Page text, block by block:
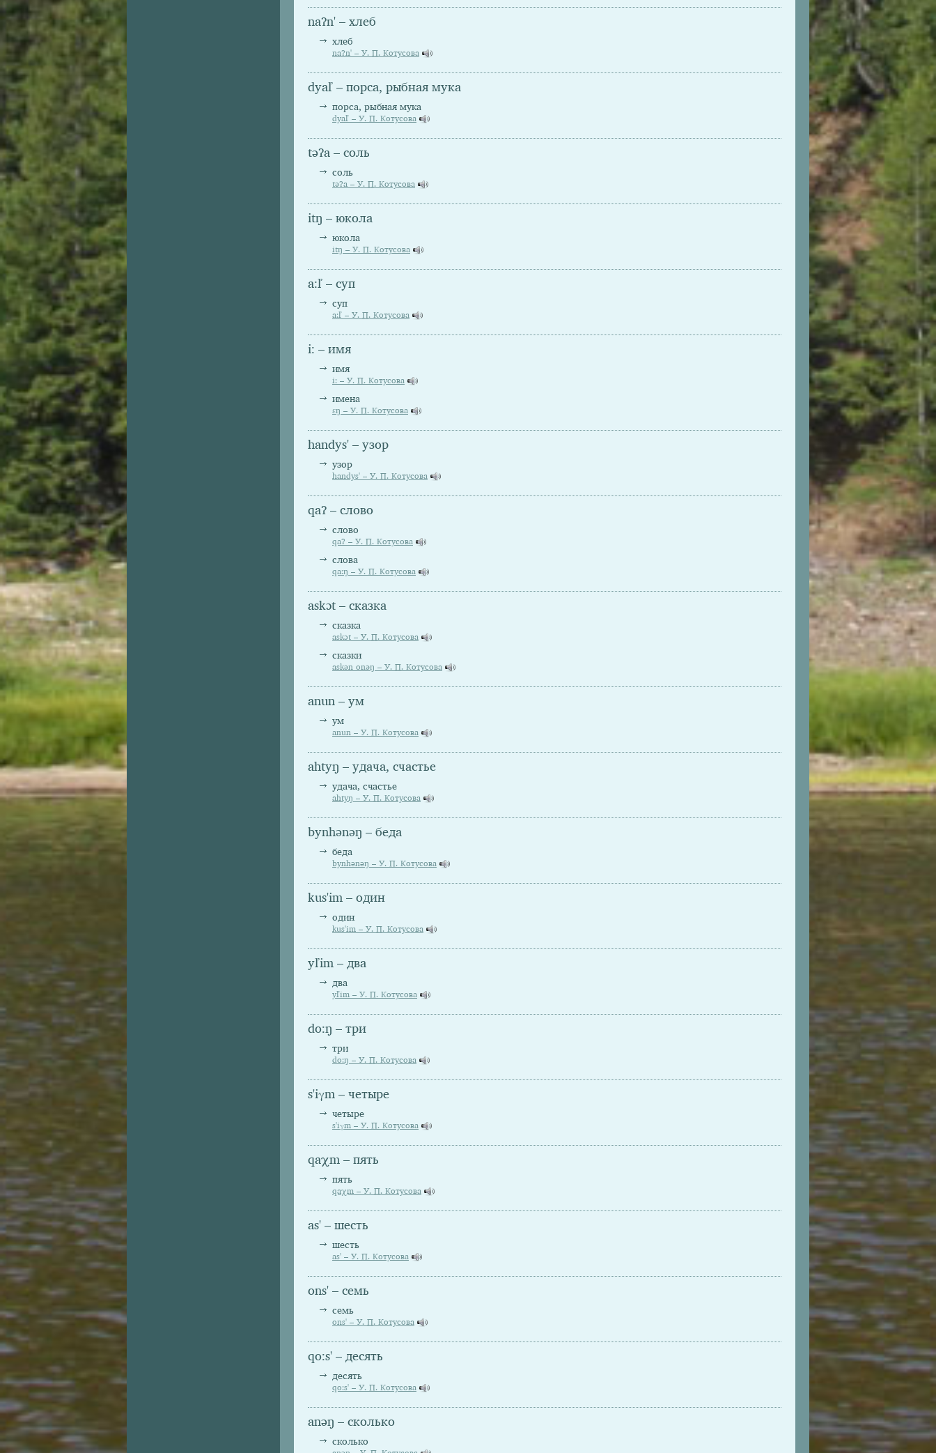
naʔn' – хлеб
хлеб
naʔn' – У. П. Котусова
dyaľ – порса, рыбная мука
порса, рыбная мука
dyaľ – У. П. Котусова
təʔa – соль
соль
təʔa – У. П. Котусова
itŋ – юкола
юкола
itŋ – У. П. Котусова
a:ľ – суп
суп
a:ľ – У. П. Котусова
i: – имя
имя
i: – У. П. Котусова
имена
εŋ – У. П. Котусова
handys' – узор
узор
handys' – У. П. Котусова
qaʔ – слово
слово
qaʔ – У. П. Котусова
слова
qa:ŋ – У. П. Котусова
askɔt – сказка
сказка
askɔt – У. П. Котусова
сказки
askən onəŋ – У. П. Котусова
anun – ум
ум
anun – У. П. Котусова
ahtyŋ – удача, счастье
удача, счастье
ahtyŋ – У. П. Котусова
bynhənəŋ – беда
беда
bynhənəŋ – У. П. Котусова
kus'im – один
один
kus'im – У. П. Котусова
yľim – два
два
yľim – У. П. Котусова
do:ŋ – три
три
do:ŋ – У. П. Котусова
s'iγm – четыре
четыре
s'iγm – У. П. Котусова
qaχm – пять
пять
qaχm – У. П. Котусова
as' – шесть
шесть
as' – У. П. Котусова
ons' – семь
семь
ons' – У. П. Котусова
qo:s' – десять
десять
qo:s' – У. П. Котусова
anəŋ – сколько
сколько